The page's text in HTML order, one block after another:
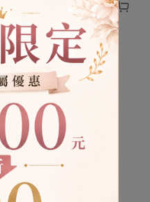
NT$ 399  